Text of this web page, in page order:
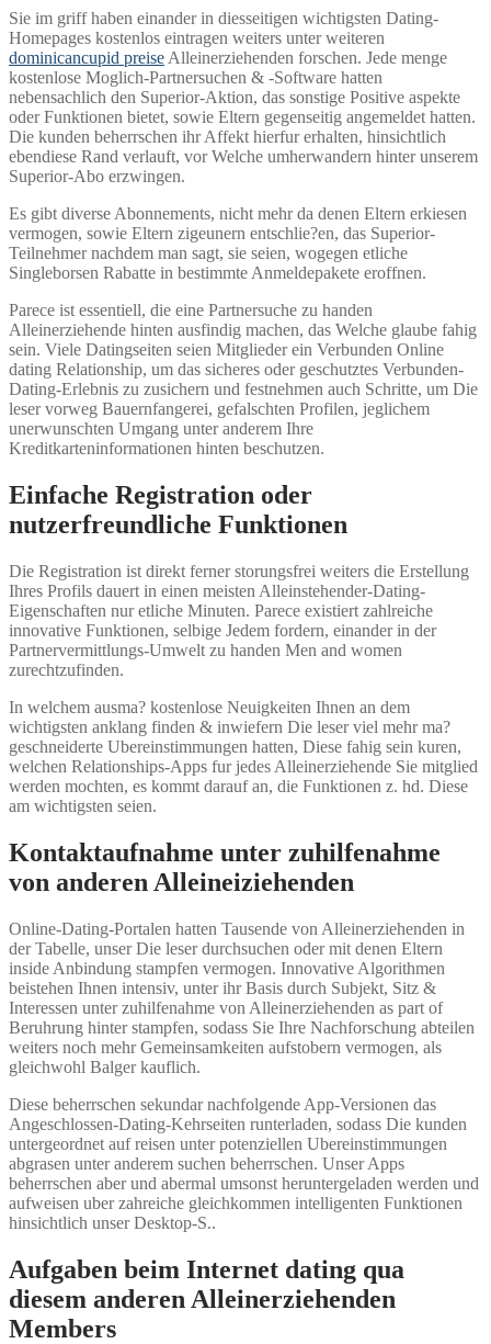
Sie im griff haben einander in diesseitigen wichtigsten Dating-
Homepages kostenlos eintragen weiters unter weiteren
dominicancupid preiseAlleinerziehenden forschen. Jede menge
kostenlose Moglich-Partnersuchen & -Software hatten
nebensachlich den Superior-Aktion, das sonstige Positive aspekte
oder Funktionen bietet, sowie Eltern gegenseitig angemeldet hatten.
Die kunden beherrschen ihr Affekt hierfur erhalten, hinsichtlich
ebendiese Rand verlauft, vor Welche umherwandern hinter unserem
Superior-Abo erzwingen.
Es gibt diverse Abonnements, nicht mehr da denen Eltern erkiesen
vermogen, sowie Eltern zigeunern entschlie?en, das Superior-
Teilnehmer nachdem man sagt, sie seien, wogegen etliche
Singleborsen Rabatte in bestimmte Anmeldepakete eroffnen.
Parece ist essentiell, die eine Partnersuche zu handen
Alleinerziehende hinten ausfindig machen, das Welche glaube fahig
sein. Viele Datingseiten seien Mitglieder ein Verbunden Online
dating Relationship, um das sicheres oder geschutztes Verbunden-
Dating-Erlebnis zu zusichern und festnehmen auch Schritte, um Die
leser vorweg Bauernfangerei, gefalschten Profilen, jeglichem
unerwunschten Umgang unter anderem Ihre
Kreditkarteninformationen hinten beschutzen.
Einfache Registration oder
nutzerfreundliche Funktionen
Die Registration ist direkt ferner storungsfrei weiters die Erstellung
Ihres Profils dauert in einen meisten Alleinstehender-Dating-
Eigenschaften nur etliche Minuten. Parece existiert zahlreiche
innovative Funktionen, selbige Jedem fordern, einander in der
Partnervermittlungs-Umwelt zu handen Men and women
zurechtzufinden.
In welchem ausma? kostenlose Neuigkeiten Ihnen an dem
wichtigsten anklang finden & inwiefern Die leser viel mehr ma?
geschneiderte Ubereinstimmungen hatten, Diese fahig sein kuren,
welchen Relationships-Apps fur jedes Alleinerziehende Sie mitglied
werden mochten, es kommt darauf an, die Funktionen z. hd. Diese
am wichtigsten seien.
Kontaktaufnahme unter zuhilfenahme
von anderen Alleineiziehenden
Online-Dating-Portalen hatten Tausende von Alleinerziehenden in
der Tabelle, unser Die leser durchsuchen oder mit denen Eltern
inside Anbindung stampfen vermogen. Innovative Algorithmen
beistehen Ihnen intensiv, unter ihr Basis durch Subjekt, Sitz &
Interessen unter zuhilfenahme von Alleinerziehenden as part of
Beruhrung hinter stampfen, sodass Sie Ihre Nachforschung abteilen
weiters noch mehr Gemeinsamkeiten aufstobern vermogen, als
gleichwohl Balger kauflich.
Diese beherrschen sekundar nachfolgende App-Versionen das
Angeschlossen-Dating-Kehrseiten runterladen, sodass Die kunden
untergeordnet auf reisen unter potenziellen Ubereinstimmungen
abgrasen unter anderem suchen beherrschen. Unser Apps
beherrschen aber und abermal umsonst heruntergeladen werden und
aufweisen uber zahreiche gleichkommen intelligenten Funktionen
hinsichtlich unser Desktop-S..
Aufgaben beim Internet dating qua
diesem anderen Alleinerziehenden
Members